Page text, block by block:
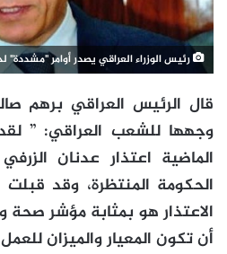
رئيس الوزراء العراقي يصدر أوامر "مشددة"
قال الرئيس العراقي برهم
وجهها للشعب العراقي: ”
الماضية اعتذار عدنان
الحكومة المنتظرة، وقد قبلت
الاعتذار هو بمثابة مؤشر صحة
أن تكون المعيار والميزان